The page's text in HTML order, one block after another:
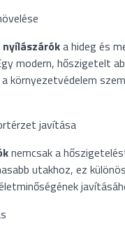
nyílászáróka hideg és
modern, hőszigetelt
környezetvédelem
javítása
nemcsak a
utakhoz, ez